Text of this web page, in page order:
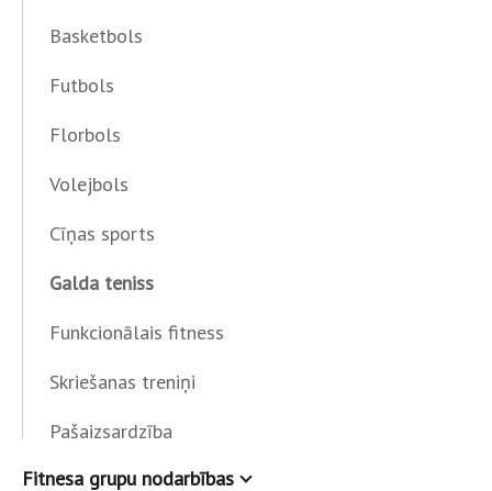
Basketbols
Futbols
Florbols
Volejbols
Cīņas sports
Galda teniss
Funkcionālais fitness
Skriešanas treniņi
Pašaizsardzība
Fitnesa grupu nodarbības